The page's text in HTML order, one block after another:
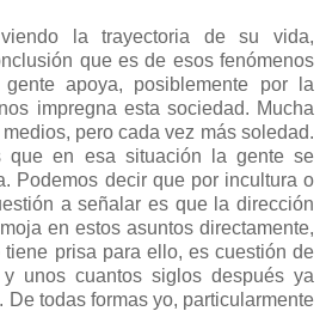
la trayectoria de su vida,
que es de esos fenómenos
apoya, posiblemente por la
impregna esta sociedad. Mucha
pero cada vez más soledad.
que en esa situación la gente se
Podemos decir que por incultura o
a señalar es que la dirección
en estos asuntos directamente,
tiene prisa para ello, es cuestión de
unos cuantos siglos después ya
De todas formas yo, particularmente